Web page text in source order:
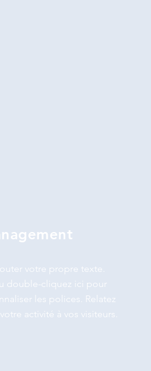
votre propre texte.
double-cliquez ici pour
les polices. Relatez
activité à vos visiteurs.